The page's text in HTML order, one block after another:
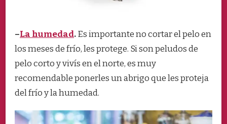
–La humedad.Es importante no cortar el pelo en
los meses de frío, les protege. Si son peludos de
pelo corto y vivís en el norte, es muy
recomendable ponerles un abrigo que les proteja
del frío y la humedad.